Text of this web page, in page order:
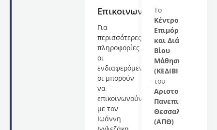
Επικοινωνία
Για
περισσότερες
πληροφορίες
οι
ενδιαφερόμενες/
οι μπορούν
να
επικοινωνούν
με τον
Ιωάννη
Το
Κέντρο
Επιμόρφωσης
και Διά
Βίου
Μάθησης
(ΚΕΔΙΒΙΜ)
του
Αριστοτελείου
Πανεπιστημίου
Θεσσαλονίκης
(ΑΠΘ)